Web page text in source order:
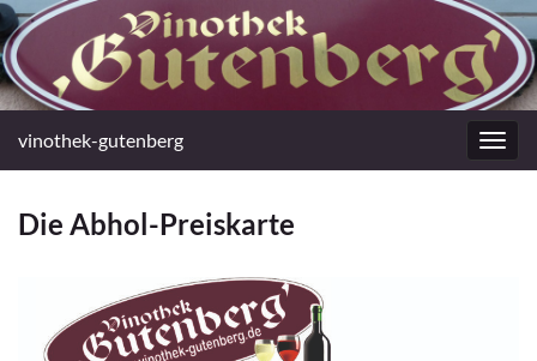
vinothek-gutenberg
Die Abhol-Preiskarte